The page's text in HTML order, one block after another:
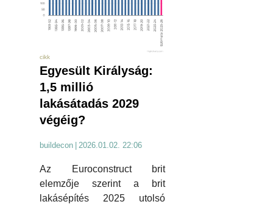
cikk
Egyesült Királyság:
1,5 millió
lakásátadás 2029
végéig?
buildecon 2026.01.02. 22:06
Az Euroconstruct brit
elemzője szerint a brit
lakásépítés 2025 utolsó